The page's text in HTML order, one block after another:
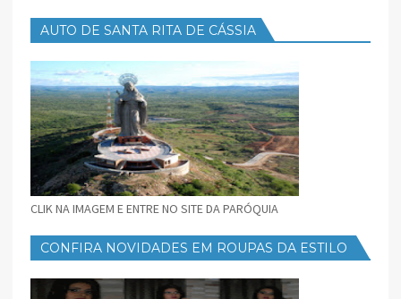
AUTO DE SANTA RITA DE CÁSSIA
CLIK NA IMAGEM E ENTRE NO SITE DA PARÓQUIA
CONFIRA NOVIDADES EM ROUPAS DA ESTILO